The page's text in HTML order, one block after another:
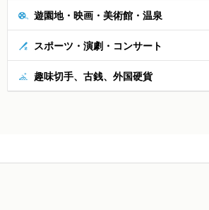
遊園地・映画・美術館・温泉
スポーツ・演劇・コンサート
趣味切手、古銭、外国硬貨